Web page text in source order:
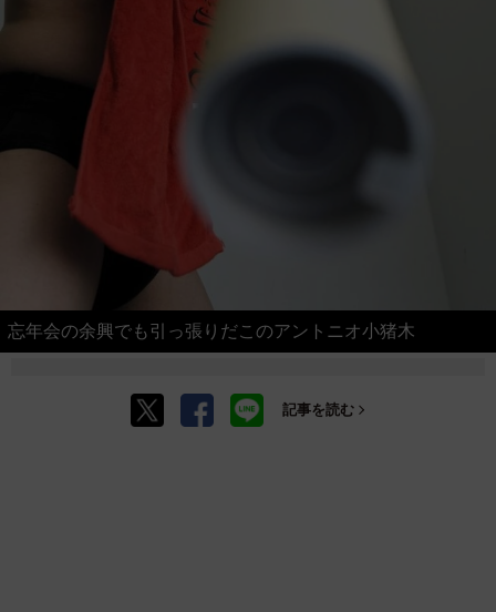
忘年会の余興でも引っ張りだこのアントニオ小猪木
記事を読む